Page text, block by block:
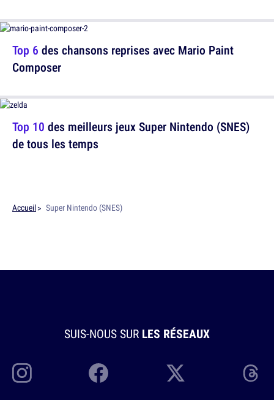
Top 6 des chansons reprises avec Mario Paint
Composer
Top 10 des meilleurs jeux Super Nintendo (SNES)
de tous les temps
Accueil Super Nintendo (SNES)
SUIS-NOUS SUR LES RÉSEAUX